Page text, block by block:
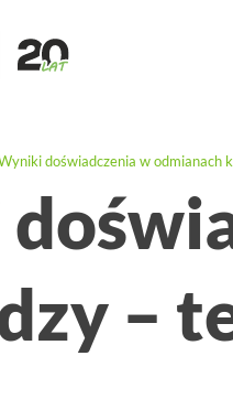
doświadczenia w odmianach
–